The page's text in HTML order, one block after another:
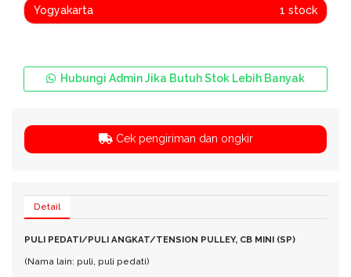
Yogyakarta 1 stock
Hubungi Admin Jika Butuh Stok Lebih Banyak
Cek pengiriman dan ongkir
Detail
PULI PEDATI/PULI ANGKAT/TENSION PULLEY, CB MINI (SP)
(Nama lain: puli, puli pedati)